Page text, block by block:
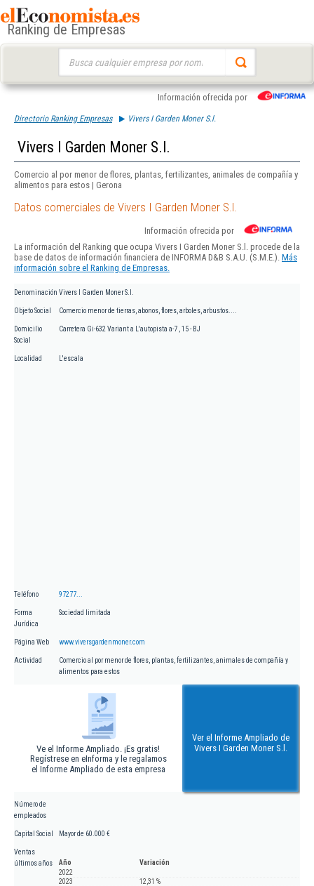
Ranking de Empresas
Información ofrecida por
Directorio Ranking Empresas Vivers I Garden Moner S.l.
Vivers I Garden Moner S.l.
Comercio al por menor de flores, plantas, fertilizantes, animales de compañía y
alimentos para estos | Gerona
Datos comerciales de Vivers I Garden Moner S.l.
Información ofrecida por
La información del Ranking que ocupa Vivers I Garden Moner S.l. procede de la
base de datos de información financiera de INFORMA D&B S.A.U. (S.M.E.). Más
información sobre el Ranking de Empresas.
Denominación Vivers I Garden Moner S.l.
Objeto Social Comercio menor de tierras, abonos, flores, arboles, arbustos....
Domicilio
Social
Carretera Gi-632 Variant a L'autopista a-7 , 15 - BJ
Localidad L'escala
Teléfono 97277...
Forma
Jurídica
Sociedad limitada
Página Web www.viversgardenmoner.com
Actividad
Comercio al por menor de flores, plantas, fertilizantes, animales de compañía y
alimentos para estos
Ve el Informe Ampliado. ¡Es gratis!
Regístrese en eInforma y le regalamos
el Informe Ampliado de esta empresa
Ver el Informe Ampliado de
Vivers I Garden Moner S.l.
Número de
empleados
Capital Social Mayor de 60.000 €
Ventas
últimos años
Año
Variación
2022
2023
12,31 %